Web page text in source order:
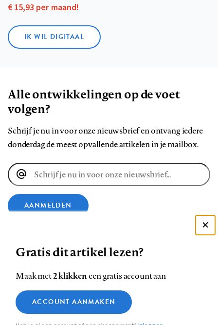
€ 15,93 per maand!
IK WIL DIGITAAL
Alle ontwikkelingen op de voet
volgen?
Schrijf je nu in voor onze nieuwsbrief en ontvang iedere
donderdag de meest opvallende artikelen in je mailbox.
E-
mailadres
AANMELDEN
op
Facebook
op
LinkedIn
op
Bluesky
ons
op
InstagramYouTube
Footer
Contact Colofon Disclaimer Privacy
Medische vragen verdienen
betrouwbare antwoorden
Zie onze cookie policy
Analytische cookies
Gratis dit artikel lezen?
Maak met2 klikkeneen gratis account aan
ACCOUNT AANMAKEN